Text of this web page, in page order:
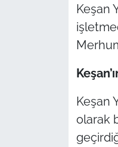
Keşan
Keşan
olarak
Flaş Haber